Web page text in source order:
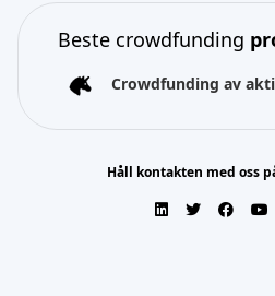
Beste crowdfunding
Crowdfunding av
Håll kontakten med oss